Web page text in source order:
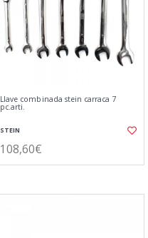
Llave combinada stein carraca 7
pc.arti.
STEIN
108,60€